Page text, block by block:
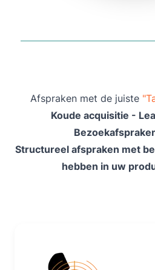
Afspraken met de juiste
Koude acquisitie -
Structureel afspraken met
hebben in uw